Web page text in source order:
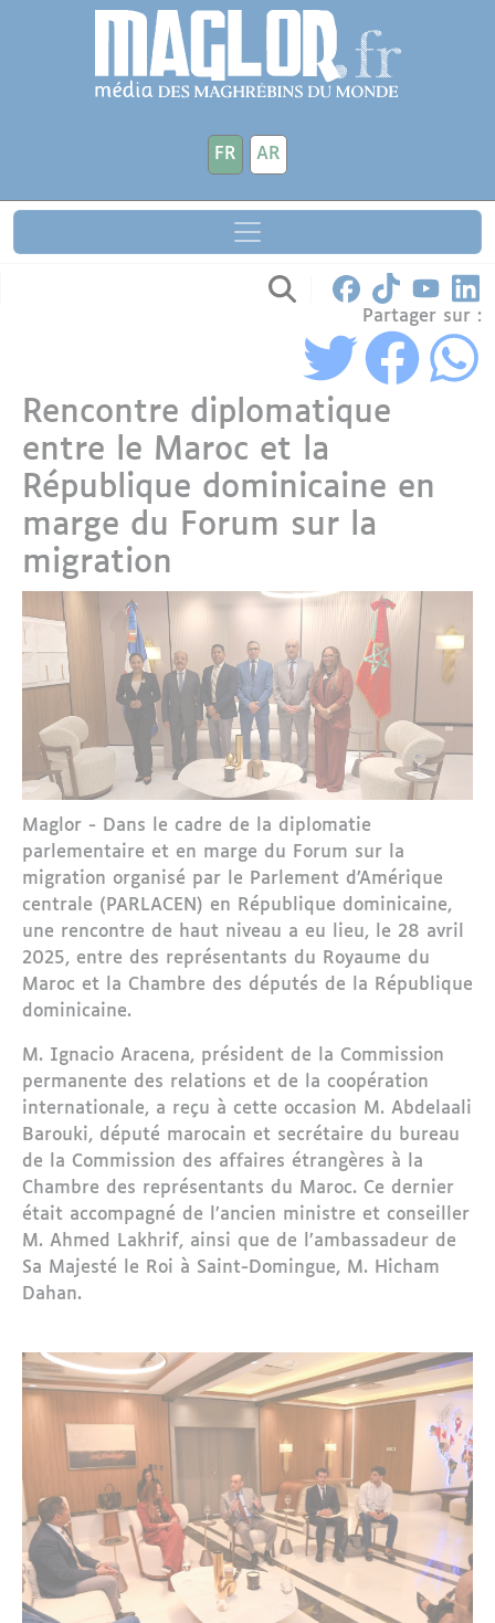
Aller au contenu principal
FR AR
Partager sur :
Rencontre diplomatique
entre le Maroc et la
République dominicaine en
marge du Forum sur la
migration
Maglor - Dans le cadre de la diplomatie
parlementaire et en marge du Forum sur la
migration organisé par le Parlement d’Amérique
centrale (PARLACEN) en République dominicaine,
une rencontre de haut niveau a eu lieu, le 28 avril
2025, entre des représentants du Royaume du
Maroc et la Chambre des députés de la République
dominicaine.
M. Ignacio Aracena, président de la Commission
permanente des relations et de la coopération
internationale, a reçu à cette occasion M. Abdelaali
Barouki, député marocain et secrétaire du bureau
de la Commission des affaires étrangères à la
Chambre des représentants du Maroc. Ce dernier
était accompagné de l’ancien ministre et conseiller
M. Ahmed Lakhrif, ainsi que de l’ambassadeur de
Sa Majesté le Roi à Saint-Domingue, M. Hicham
Dahan.
Panneau de gestion des cookies